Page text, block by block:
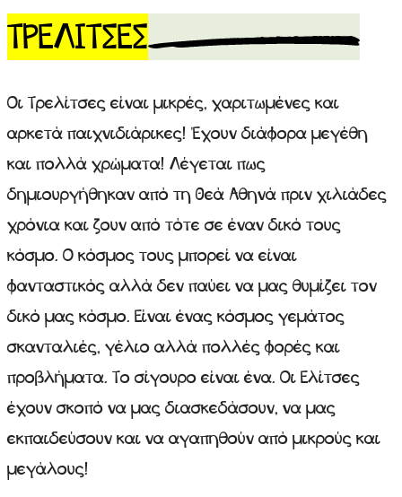
ΤΡΕΛΙΤΣΕΣ
Οι Τρελίτσες είναι μικρές, χαριτωμένες και
αρκετά παιχνιδιάρικες! Έχουν διάφορα μεγέθη
και πολλά χρώματα! Λέγεται πως
δημιουργήθηκαν από τη Θεά Αθηνά πριν χιλιάδες
χρόνια και ζουν από τότε σε έναν δικό τους
κόσμο. Ο κόσμος τους μπορεί να είναι
φανταστικός αλλά δεν παύει να μας θυμίζει τον
δικό μας κόσμο. Είναι ένας κόσμος γεμάτος
σκανταλιές, γέλιο αλλά πολλές φορές και
προβλήματα. Το σίγουρο είναι ένα. Οι Ελίτσες
έχουν σκοπό να μας διασκεδάσουν, να μας
εκπαιδεύσουν και να αγαπηθούν από μικρούς και
μεγάλους!